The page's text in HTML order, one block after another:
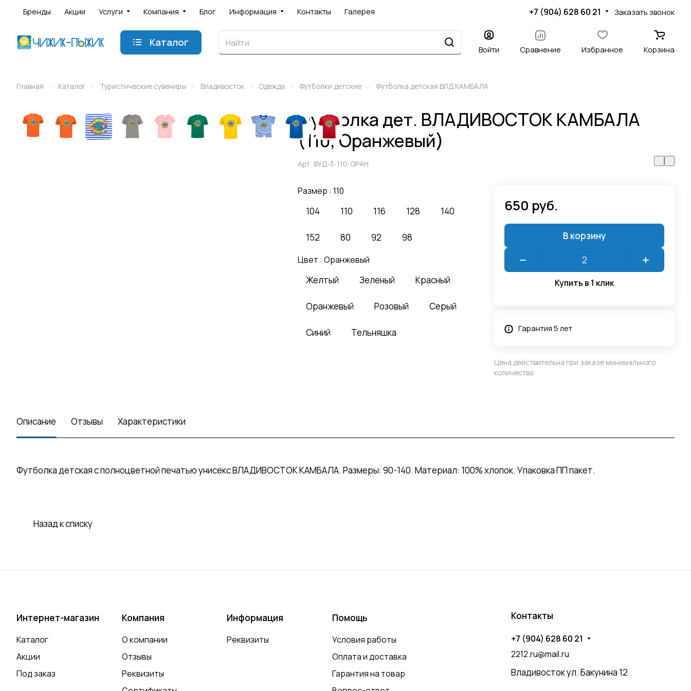
Бренды Акции Услуги Компания Блог Информация Контакты Галерея +7 (904) 628 60 21 Заказать звонок
Каталог
Войти Сравнение Избранное Корзина
Главная – Каталог – Туристические сувениры – Владивосток – Одежда – Футболки детские – Футболка детская ВЛД КАМБАЛА
Футболка дет. ВЛАДИВОСТОК КАМБАЛА
(110, Оранжевый)
Арт. ФУД-3-110-ОРАН
Размер : 110
104 110 116 128 140
152 80 92 98
Цвет : Оранжевый
Желтый Зеленый Красный
Оранжевый Розовый Серый
Синий Тельняшка
650 руб.
В корзину
Купить в 1 клик
Гарантия 5 лет
Цена действительна при заказе минимального
количества
Описание Отзывы Характеристики
Футболка детская с полноцветной печатью унисекс ВЛАДИВОСТОК КАМБАЛА. Размеры: 90-140. Материал: 100% хлопок. Упаковка ПП пакет.
Назад к списку
Интернет-магазин
Каталог
Акции
Под заказ
Компания
О компании
Отзывы
Реквизиты
Информация
Реквизиты
Помощь
Условия работы
Оплата и доставка
Гарантия на товар
Контакты
+7 (904) 628 60 21
2212.ru@mail.ru
Владивосток ул. Бакунина 12